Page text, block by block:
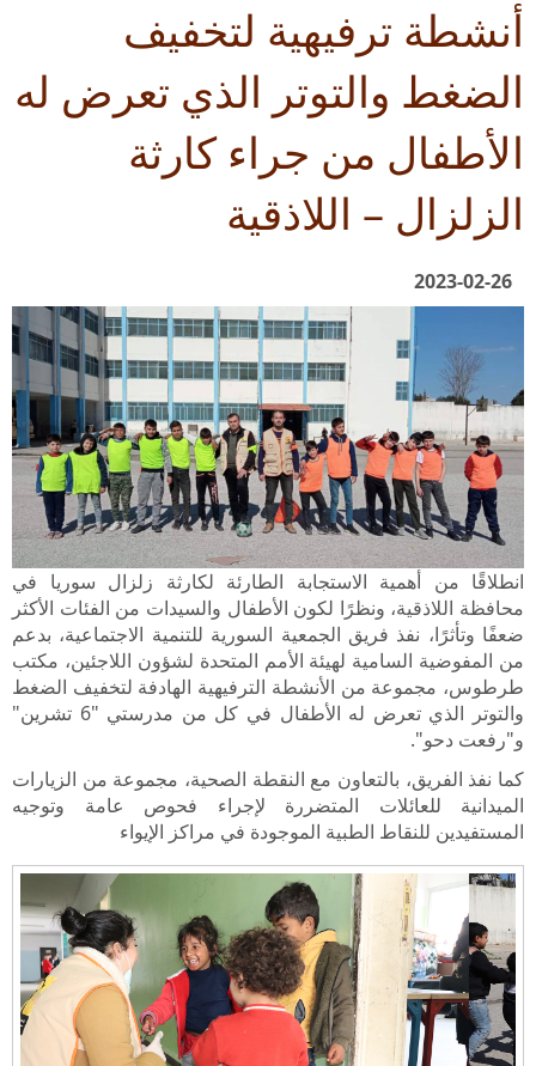
أنشطة ترفيهية لتخفيف
الضغط والتوتر الذي تعرض له
الأطفال من جراء كارثة
الزلزال – اللاذقية
2023-02-26
انطلاقًا من أهمية الاستجابة الطارئة لكارثة زلزال سوريا في
محافظة اللاذقية، ونظرًا لكون الأطفال والسيدات من الفئات الأكثر
ضعفًا وتأثرًا، نفذ فريق الجمعية السورية للتنمية الاجتماعية، بدعم
من المفوضية السامية لهيئة الأمم المتحدة لشؤون اللاجئين، مكتب
طرطوس، مجموعة من الأنشطة الترفيهية الهادفة لتخفيف الضغط
والتوتر الذي تعرض له الأطفال في كل من مدرستي "6 تشرين"
و"رفعت دحو".
كما نفذ الفريق، بالتعاون مع النقطة الصحية، مجموعة من الزيارات
الميدانية للعائلات المتضررة لإجراء فحوص عامة وتوجيه
المستفيدين للنقاط الطبية الموجودة في مراكز الإيواء